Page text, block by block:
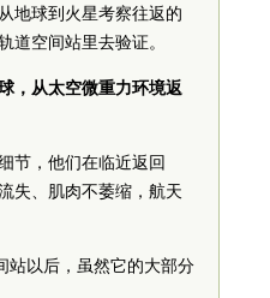
地球到火星考察往返的
道空间站里去验证。
，从太空微重力环境返
节，他们在临近返回
失、肌肉不萎缩，航天
站以后，虽然它的大部分